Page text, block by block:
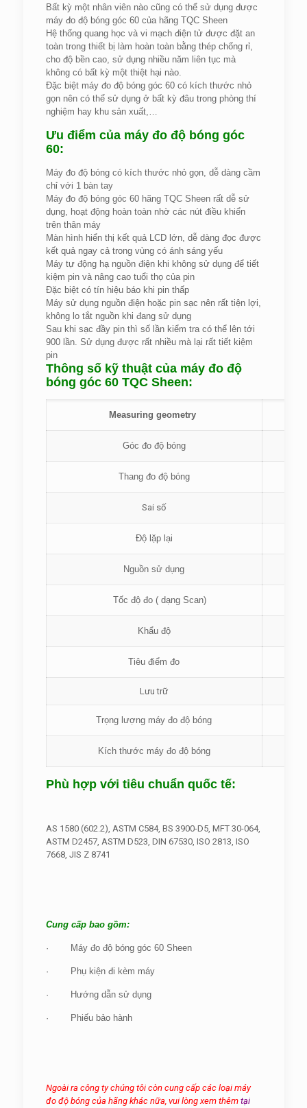
Bất kỳ một nhân viên nào cũng có thể sử dụng được
máy đo độ bóng góc 60 của hãng TQC Sheen
Hệ thống quang học và vi mạch điện tử được đặt an
toàn trong thiết bị làm hoàn toàn bằng thép chống rỉ,
cho độ bền cao, sử dụng nhiều năm liên tục mà
không có bất kỳ một thiệt hại nào.
Đặc biệt máy đo độ bóng góc 60 có kích thước nhỏ
gọn nên có thể sử dụng ở bất kỳ đâu trong phòng thí
nghiệm hay khu sản xuất,…
Ưu điểm của máy đo độ bóng góc
60:
Máy đo độ bóng có kích thước nhỏ gọn, dễ dàng cầm
chỉ với 1 bàn tay
Máy đo độ bóng góc 60 hãng TQC Sheen rất dễ sử
dụng, hoạt động hoàn toàn nhờ các nút điều khiển
trên thân máy
Màn hình hiển thị kết quả LCD lớn, dễ dàng đọc được
kết quả ngay cả trong vùng có ánh sáng yếu
Máy tự động hạ nguồn điện khi không sử dụng để tiết
kiệm pin và nâng cao tuổi thọ của pin
Đặc biệt có tín hiệu báo khi pin thấp
Máy sử dụng nguồn điện hoặc pin sạc nên rất tiện lợi,
không lo tắt nguồn khi đang sử dụng
Sau khi sạc đầy pin thì số lần kiểm tra có thể lên tới
900 lần. Sử dụng được rất nhiều mà lại rất tiết kiệm
pin
Thông số kỹ thuật của máy đo độ
bóng góc 60 TQC Sheen:
Measuring geometry
Góc đo độ bóng
Thang đo độ bóng
Sai số
Độ lặp lại
Nguồn sử dụng
Tốc độ đo ( dạng Scan)
Khẩu độ
Tiêu điểm đo
Lưu trữ
Trọng lượng máy đo độ bóng
Kích thước máy đo độ bóng
Phù hợp với tiêu chuẩn quốc tế:
AS 1580 (602.2), ASTM C584, BS 3900-D5, MFT 30-064,
ASTM D2457, ASTM D523, DIN 67530, ISO 2813, ISO
7668, JIS Z 8741
Cung cấp bao gồm:
· Máy đo độ bóng góc 60 Sheen
· Phụ kiện đi kèm máy
· Hướng dẫn sử dụng
· Phiếu bảo hành
Ngoài ra công ty chúng tôi còn cung cấp các loại máy
đo độ bóng của hãng khác nữa, vui lòng xem thêmtại